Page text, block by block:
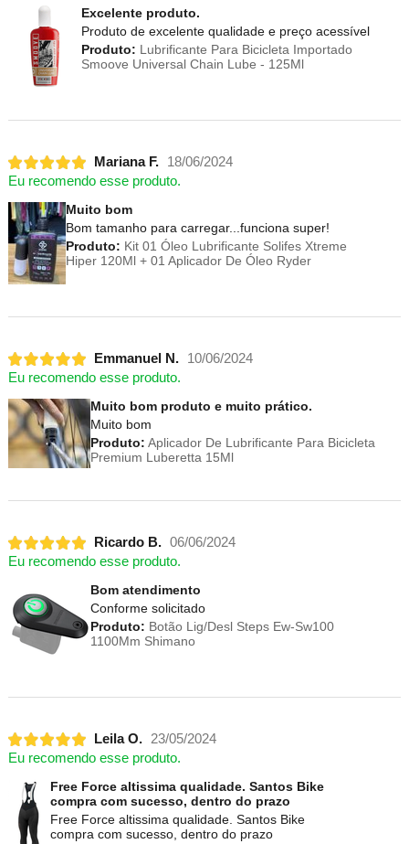
Excelente produto.
Produto de excelente qualidade e preço acessível
Produto: Lubrificante Para Bicicleta Importado
Smoove Universal Chain Lube - 125Ml
Mariana F.
18/06/2024
Eu recomendo esse produto.
Muito bom
Bom tamanho para carregar...funciona super!
Produto: Kit 01 Óleo Lubrificante Solifes Xtreme
Hiper 120Ml + 01 Aplicador De Óleo Ryder
Emmanuel N.
10/06/2024
Eu recomendo esse produto.
Muito bom produto e muito prático.
Muito bom
Produto: Aplicador De Lubrificante Para Bicicleta
Premium Luberetta 15Ml
Ricardo B. 06/06/2024
Eu recomendo esse produto.
Bom atendimento
Conforme solicitado
Produto: Botão Lig/Desl Steps Ew-Sw100
1100Mm Shimano
Leila O. 23/05/2024
Eu recomendo esse produto.
Free Force altissima qualidade. Santos Bike
compra com sucesso, dentro do prazo
Free Force altissima qualidade. Santos Bike
compra com sucesso, dentro do prazo